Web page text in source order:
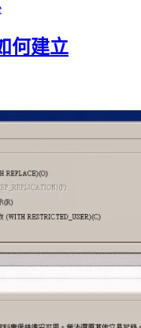
何建立